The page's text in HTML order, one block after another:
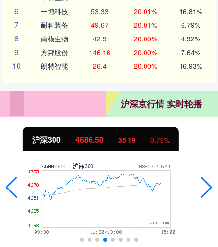
6 一博科技 53.33 20.01% 16.81%
7 耐科装备 49.67 20.01% 6.79%
8 南模生物 42.9 20.00% 4.92%
9 方邦股份 146.16 20.00% 7.64%
10 朗特智能 26.4 20.00% 16.93%
沪深京行情 实时轮播
北证50 1133.02 10.14 0.90%